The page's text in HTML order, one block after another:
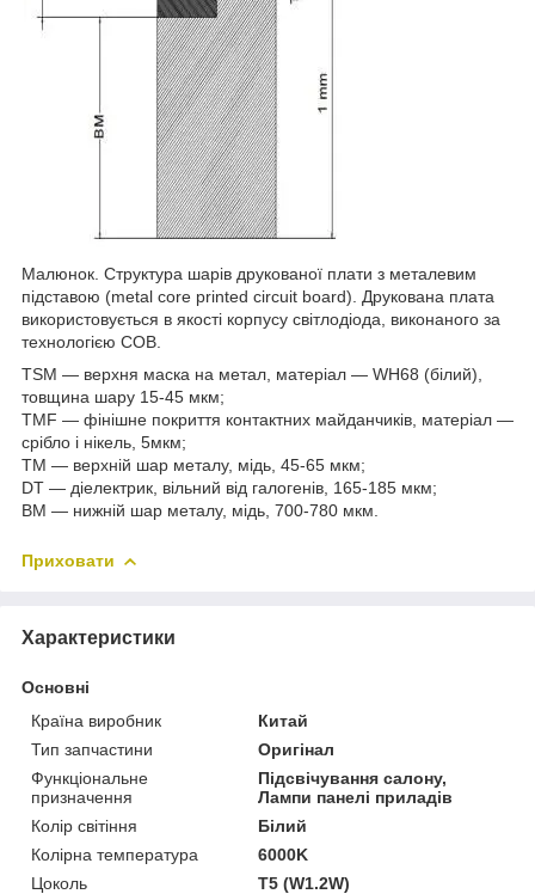
Малюнок. Структура шарів друкованої плати з металевим
підставою (metal core printed circuit board). Друкована плата
використовується в якості корпусу світлодіода, виконаного за
технологією COB.
TSM — верхня маска на метал, матеріал — WH68 (білий),
товщина шару 15-45 мкм;
TMF — фінішне покриття контактних майданчиків, матеріал —
срібло і нікель, 5мкм;
TM — верхній шар металу, мідь, 45-65 мкм;
DT — діелектрик, вільний від галогенів, 165-185 мкм;
BM — нижній шар металу, мідь, 700-780 мкм.
Приховати
Характеристики
Основні
Країна виробник
Китай
Тип запчастини
Оригінал
Функціональне
призначення
Підсвічування салону,
Лампи панелі приладів
Колір світіння
Білий
Колірна температура
6000K
Цоколь
T5 (W1.2W)